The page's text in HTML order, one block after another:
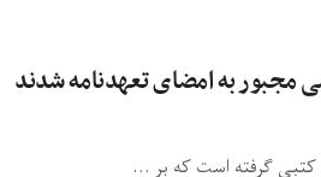
مجبور به امضای تعهدنامه شدند
کتبی گرفته است که بر ...